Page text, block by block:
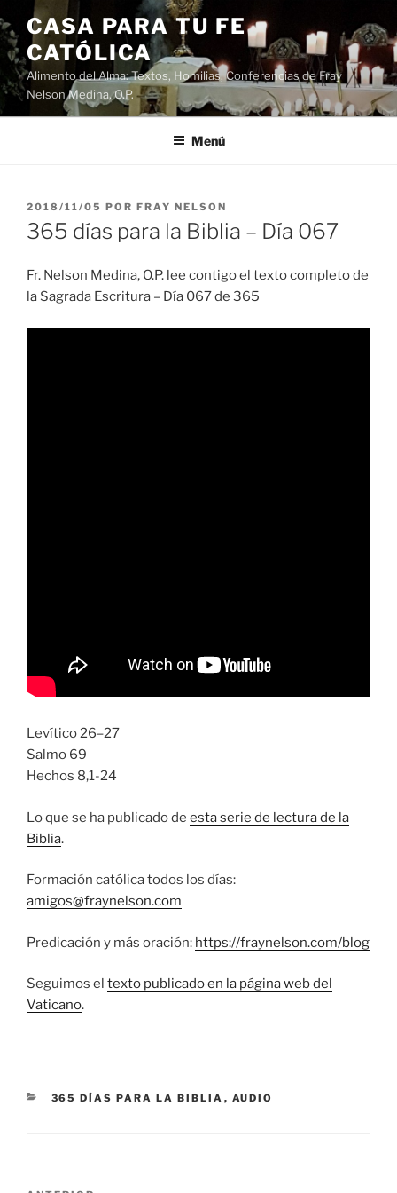
Saltar
al
contenido
CASA PARA TU FE
CATÓLICA
Alimento del Alma: Textos, Homilias, Conferencias de Fray
Nelson Medina, O.P.
Menú
PUBLICADO
EL
2018/11/05 POR FRAY NELSON
365 días para la Biblia – Día 067
Fr. Nelson Medina, O.P. lee contigo el texto completo de
la Sagrada Escritura – Día 067 de 365
Levítico 26–27
Salmo 69
Hechos 8,1-24
Lo que se ha publicado de esta serie de lectura de la
Biblia.
Formación católica todos los días:
amigos@fraynelson.com
Predicación y más oración: https://fraynelson.com/blog
Seguimos el texto publicado en la página web del
Vaticano.
CATEGORÍAS
365 DÍAS PARA LA BIBLIA , AUDIO